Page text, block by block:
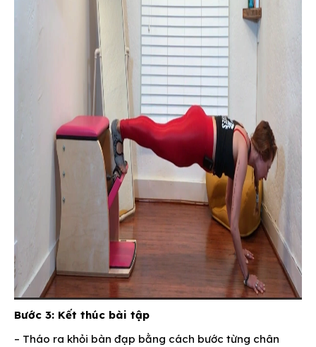
Bước 3: Kết thúc bài tập
– Tháo ra khỏi bàn đạp bằng cách bước từng chân